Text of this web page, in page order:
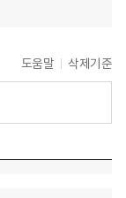
도움말 삭제기준